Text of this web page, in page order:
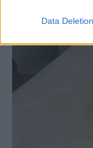
Data Deletion
Διαβάστε